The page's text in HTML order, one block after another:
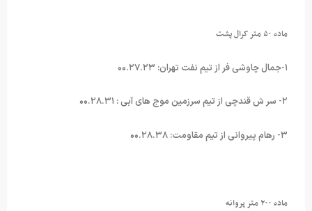
ماده ۵۰ متر کرال پشت
۲- سر ش قندچی از تیم سرزمین موج های آبی : ۰۰.۲۸.۳۱
۳- رهام پیروانی از تیم مقاومت: ۰۰.۲۸.۳۸
ماده ۲۰۰ متر پروانه